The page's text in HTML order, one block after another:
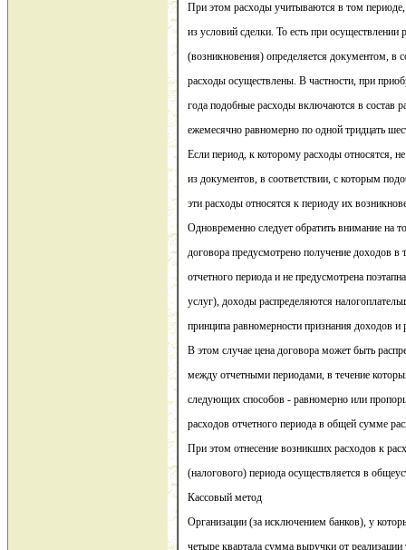
При этом расходы учитываются в том
из условий сделки. То есть при осуществлении
(возникновения) определяется документом, в
расходы осуществлены. В частности, при
года подобные расходы включаются в состав
ежемесячно равномерно по одной тридцать
Если период, к которому расходы относятся,
из документов, в соответствии, с которым
эти расходы относятся к периоду их
Одновременно следует обратить внимание на
договора предусмотрено получение доходов в
отчетного периода и не предусмотрена
услуг), доходы распределяются
принципа равномерности признания доходов и
В этом случае цена договора может быть
между отчетными периодами, в течение
следующих способов - равномерно или
расходов отчетного периода в общей сумме
При этом отнесение возникших расходов к
(налогового) периода осуществляется в
Кассовый метод
Организации (за исключением банков), у
четыре квартала сумма выручки от реализации